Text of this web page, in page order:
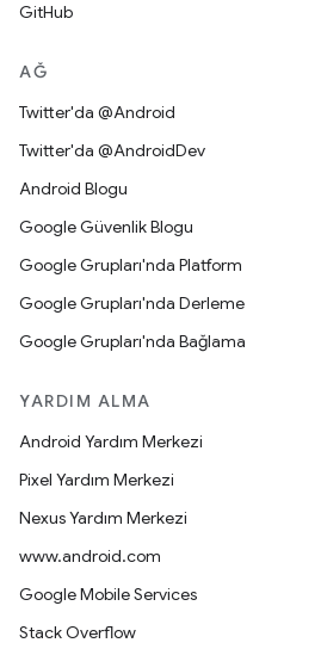
GitHub
AĞ
Twitter'da @Android
Twitter'da @AndroidDev
Android Blogu
Google Güvenlik Blogu
Google Grupları'nda Platform
Google Grupları'nda Derleme
Google Grupları'nda Bağlama
YARDIM ALMA
Android Yardım Merkezi
Pixel Yardım Merkezi
Nexus Yardım Merkezi
www.android.com
Google Mobile Services
Stack Overflow